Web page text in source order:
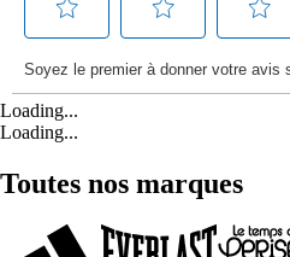
Loading...
Loading...
Toutes nos marques